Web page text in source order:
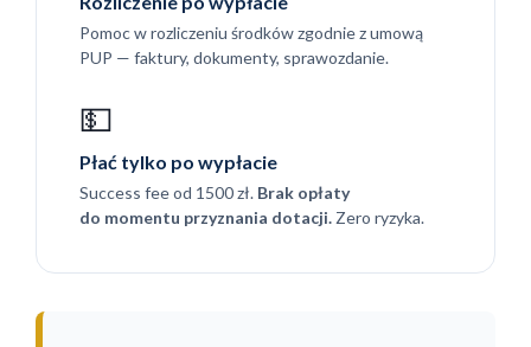
Pomoc w rozliczeniu środków zgodnie z umową
PUP — faktury, dokumenty, sprawozdanie.
💵
Płać tylko po wypłacie
Success fee od 1500 zł. Brak opłaty
do momentu przyznania dotacji. Zero ryzyka.